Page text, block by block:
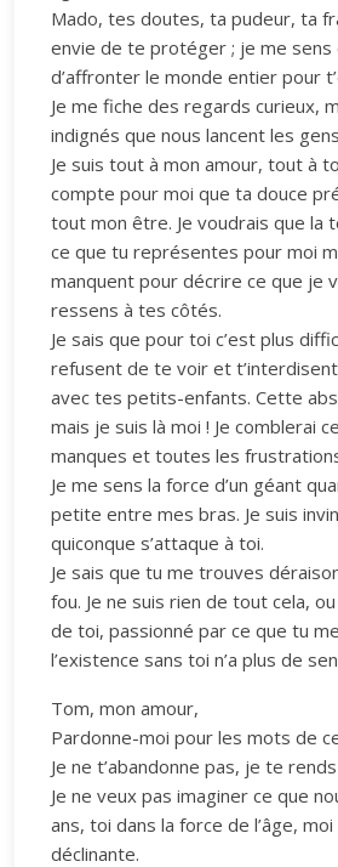
Mado, tes doutes, ta pudeur, ta
envie de te protéger ; je me sens
d’affronter le monde entier pour
Je me fiche des regards curieux,
indignés que nous lancent les
Je suis tout à mon amour, tout à
compte pour moi que ta douce
tout mon être. Je voudrais que la
ce que tu représentes pour moi
manquent pour décrire ce que je
ressens à tes côtés.
Je sais que pour toi c’est plus
refusent de te voir et
avec tes petits-enfants. Cette
mais je suis là moi ! Je comblerai
manques et toutes les
Je me sens la force d’un géant
petite entre mes bras. Je suis
quiconque s’attaque à toi.
Je sais que tu me trouves
fou. Je ne suis rien de tout cela,
de toi, passionné par ce que tu
l’existence sans toi n’a plus de
Tom, mon amour,
Pardonne-moi pour les mots de
Je ne t’abandonne pas, je te
Je ne veux pas imaginer ce que
ans, toi dans la force de l’âge,
déclinante.